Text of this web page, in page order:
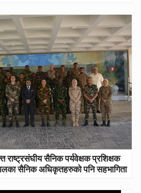
राष्ट्रसंघीय सैनिक पर्यवेक्षक प्रशिक्षक
सैनिक अधिकृतहरुको पनि सहभागिता